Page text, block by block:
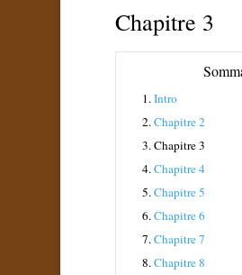
Chapitre 3
1.Intro
2.Chapitre 2
3.Chapitre 3
4.Chapitre 4
5.Chapitre 5
6.Chapitre 6
7.Chapitre 7
8.Chapitre 8